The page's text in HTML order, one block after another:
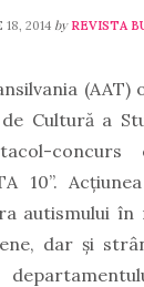
18, 2014 by REVISTA
(AAT)
Cultură a
concurs
10”.
autismului în
dar și